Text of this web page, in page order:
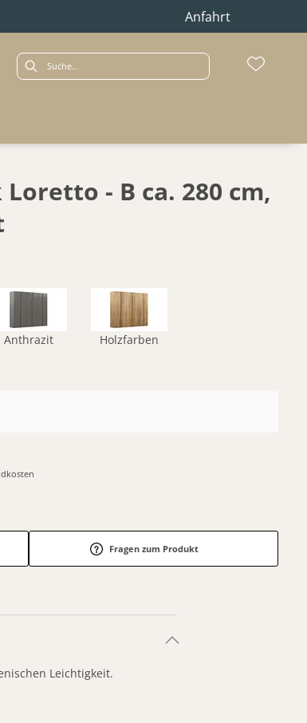
Anfahrt
- B ca. 280 cm,
Anthrazit Holzfarben
Fragen zum Produkt
Leichtigkeit.